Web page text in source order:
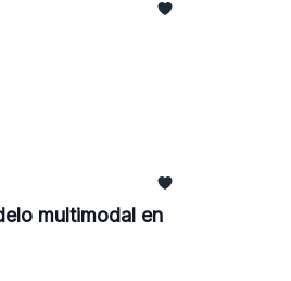
multimodal en